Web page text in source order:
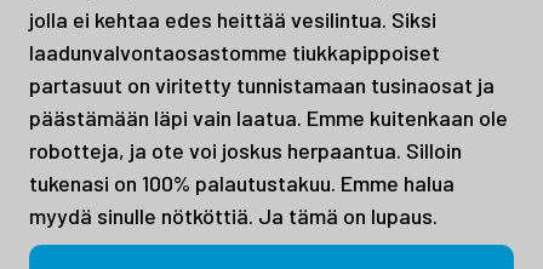
jolla ei kehtaa edes heittää vesilintua. Siksi
laadunvalvontaosastomme tiukkapippoiset
partasuut on viritetty tunnistamaan tusinaosat ja
päästämään läpi vain laatua. Emme kuitenkaan ole
robotteja, ja ote voi joskus herpaantua. Silloin
tukenasi on 100% palautustakuu. Emme halua
myydä sinulle nötköttiä. Ja tämä on lupaus.